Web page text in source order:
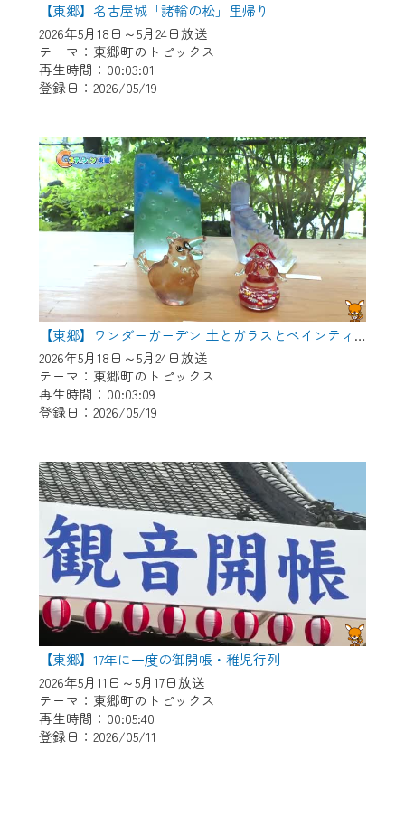
【東郷】名古屋城「諸輪の松」里帰り
2026年5月18日～5月24日放送
テーマ：東郷町のトピックス
再生時間：00:03:01
登録日：2026/05/19
【東郷】ワンダーガーデン 土とガラスとペインティング
2026年5月18日～5月24日放送
テーマ：東郷町のトピックス
再生時間：00:03:09
登録日：2026/05/19
【東郷】17年に一度の御開帳・稚児行列
2026年5月11日～5月17日放送
テーマ：東郷町のトピックス
再生時間：00:05:40
登録日：2026/05/11